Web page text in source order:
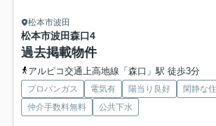
松本市波田
松本市波田森口4
過去掲載物件
アルピコ交通上高地線「森口」駅 徒歩3分
プロパンガス 電気有 陽当り良好
閑静な
仲介手数料無料
公共下水